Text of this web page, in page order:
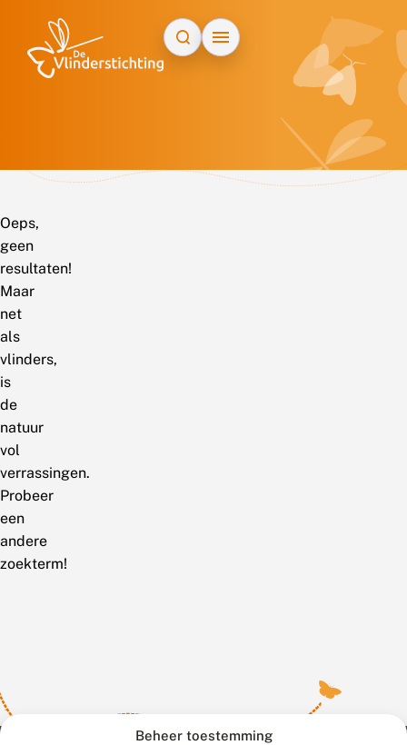
Beheer toestemming
Oeps,
geen
resultaten!
Maar
net
als
vlinders,
is
de
natuur
vol
verrassingen.
Probeer
een
andere
zoekterm!